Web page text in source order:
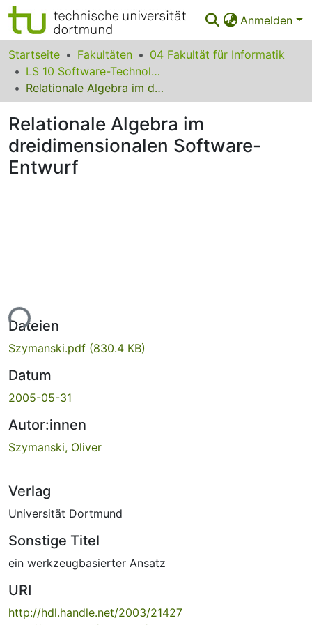
Anmelden
Bereiche & Sammlungen
Das gesamte Repositorium
FAQ
Leitlinien
Startseite Fakultäten
04 Fakultät für Informatik
LS 10 Software-Technologie
Relationale Algebra im dreidimensionalen Software-Entwurf
Relationale Algebra im
dreidimensionalen Software-
Entwurf
Dateien
Szymanski.pdf (830.4 KB)
Datum
2005-05-31
Autor:innen
Szymanski, Oliver
Verlag
Universität Dortmund
Sonstige Titel
ein werkzeugbasierter Ansatz
URI
http://hdl.handle.net/2003/21427